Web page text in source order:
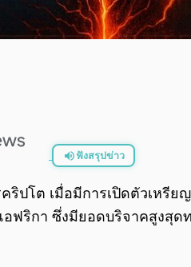
ฟังสรุปข่าว
ริปโต เมื่อมีการเปิดตัวเหรี
ฟริกา ซึ่งมียอดบริจาคสูงสุด